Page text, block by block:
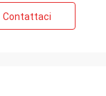
Contattaci